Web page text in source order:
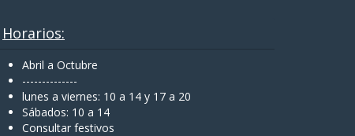
Horarios:
Abril a Octubre
--------------
lunes a viernes: 10 a 14 y 17 a 20
Sábados: 10 a 14
Consultar festivos